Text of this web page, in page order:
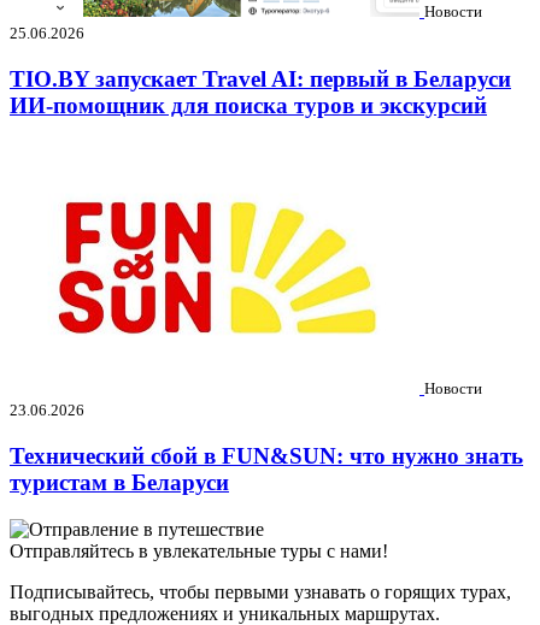
Новости
25.06.2026
TIO.BY запускает Travel AI: первый в Беларуси
ИИ-помощник для поиска туров и экскурсий
Новости
23.06.2026
Технический сбой в FUN&SUN: что нужно знать
туристам в Беларуси
Отправляйтесь в увлекательные туры с нами!
Подписывайтесь, чтобы первыми узнавать о горящих турах,
выгодных предложениях и уникальных маршрутах.